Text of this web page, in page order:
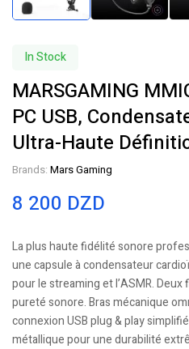
In Stock
MARSGAMING
PC USB,
Ultra-Haute
Brands: Mars Gaming
8 200 DZD
La plus haute fidélité sonore
une capsule à condensateur
pour le streaming et l’ASMR.
pureté sonore. Bras mécanique
connexion USB plug & play
métallique pour une durabilité